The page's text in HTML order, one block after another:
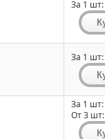
За 1 шт:
За 1 шт:
За 1 шт:
От 3 шт: